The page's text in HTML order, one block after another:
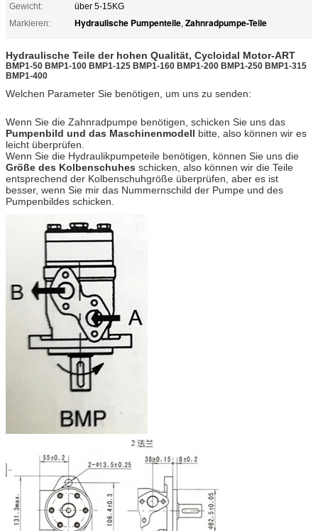
Gewicht:
über 5-15KG
Markieren:
Hydraulische Pumpenteile, Zahnradpumpe-Teile
Hydraulische Teile der hohen Qualität, Cycloidal Motor-ART
BMP1-50 BMP1-100 BMP1-125 BMP1-160 BMP1-200 BMP1-250 BMP1-315
BMP1-400
Welchen Parameter Sie benötigen, um uns zu senden:
Wenn Sie die Zahnradpumpe benötigen, schicken Sie uns das
Pumpenbild und das Maschinenmodell bitte, also können wir es
leicht überprüfen.
Wenn Sie die Hydraulikpumpeteile benötigen, können Sie uns die
Größe des Kolbenschuhes schicken, also können wir die Teile
entsprechend der Kolbenschuhgröße überprüfen, aber es ist
besser, wenn Sie mir das Nummernschild der Pumpe und des
Pumpenbildes schicken.